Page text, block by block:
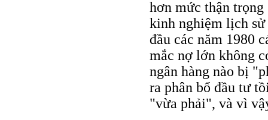
hơn mức thận trọng
kinh nghiệm lịch
đầu các năm 1980
mắc nợ lớn không
ngân hàng nào bị
ra phân bổ đầu tư
"vừa phải", và vì